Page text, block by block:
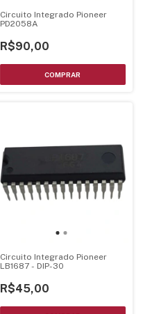
Circuito Integrado Pioneer
PD2058A
R$90,00
Circuito Integrado Pioneer
LB1687 - DIP-30
R$45,00